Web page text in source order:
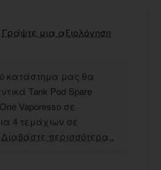
κατάστημα μας θα
Tank Pod Spare
Vaporesso σε
4 τεμάχιων σε
Διαβάστε περισσότερα..
Γράψτε μια αξιολόγηση